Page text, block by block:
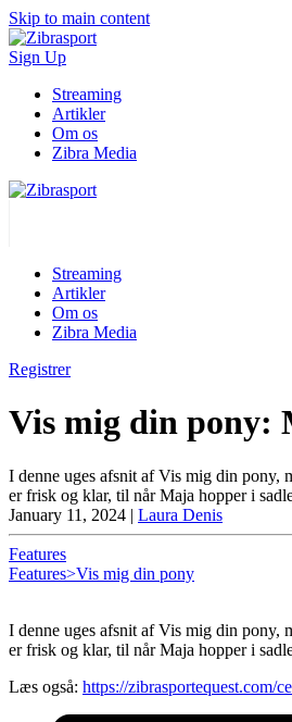
Skip to main content
Sign Up
Streaming
Artikler
Om os
Zibra Media
Streaming
Artikler
Om os
Zibra Media
Registrer
Vis mig din pony:
I denne uges afsnit af Vis mig din pony,
er frisk og klar, til når Maja hopper i
January 11, 2024 | Laura Denis
Features
Features>Vis mig din pony
I denne uges afsnit af Vis mig din pony,
er frisk og klar, til når Maja hopper i
Læs også: https://zibrasportequest.com/